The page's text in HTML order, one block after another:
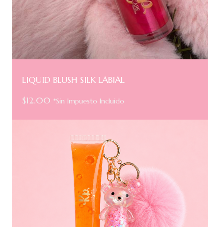
LIQUID BLUSH SILK LABIAL
$12.00 *Sin Impuesto Incluido